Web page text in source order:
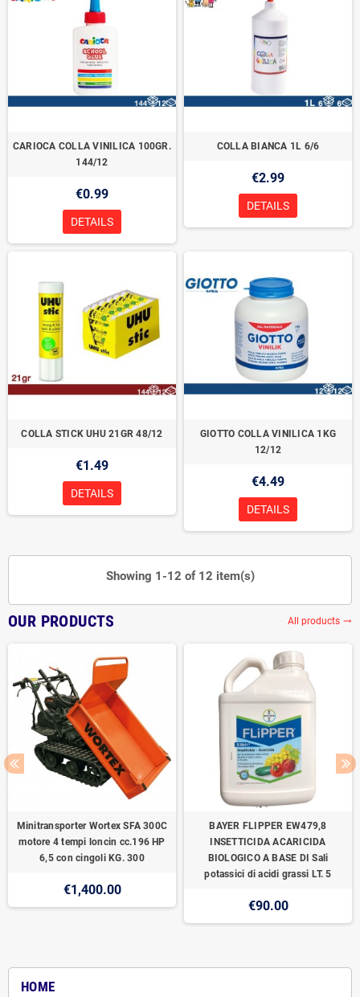
HOME
CARIOCA COLLA VINILICA 100GR.
144/12
€0.99
DETAILS
COLLA BIANCA 1L 6/6
€2.99
DETAILS
COLLA STICK UHU 21GR 48/12
€1.49
DETAILS
GIOTTO COLLA VINILICA 1KG
12/12
€4.49
DETAILS
Showing 1-12 of 12 item(s)
OUR PRODUCTS All products trending_flat
Minitransporter Wortex SFA 300C
motore 4 tempi loncin cc.196 HP
6,5 con cingoli KG. 300
€1,400.00
BAYER FLIPPER EW479,8
INSETTICIDA ACARICIDA
BIOLOGICO A BASE DI Sali
potassici di acidi grassi LT. 5
€90.00